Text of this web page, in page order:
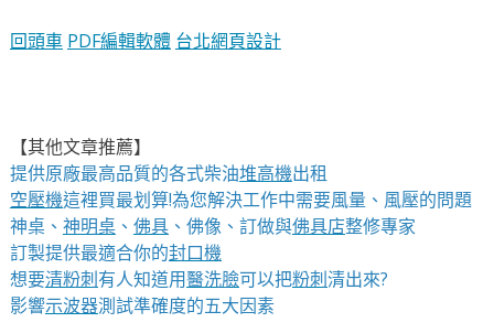
回頭車 PDF編輯軟體 台北網頁設計
【其他文章推薦】
提供原廠最高品質的各式柴油堆高機出租
空壓機這裡買最划算!為您解決工作中需要風量、風壓的問題
神桌、 神明桌、 佛具、佛像、訂做與佛具店整修專家
訂製提供最適合你的封口機
想要清粉刺有人知道用醫洗臉可以把粉刺清出來?
影響示波器測試準確度的五大因素